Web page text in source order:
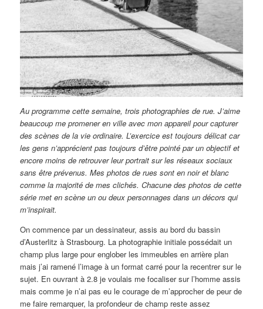
Au programme cette semaine, trois photographies de rue. J’aime
beaucoup me promener en ville avec mon appareil pour capturer
des scènes de la vie ordinaire. L’exercice est toujours délicat car
les gens n’apprécient pas toujours d’être pointé par un objectif et
encore moins de retrouver leur portrait sur les réseaux sociaux
sans être prévenus. Mes photos de rues sont en noir et blanc
comme la majorité de mes clichés. Chacune des photos de cette
série met en scène un ou deux personnages dans un décors qui
m’inspirait.
On commence par un dessinateur, assis au bord du bassin
d’Austerlitz à Strasbourg. La photographie initiale possédait un
champ plus large pour englober les immeubles en arrière plan
mais j’ai ramené l’image à un format carré pour la recentrer sur le
sujet. En ouvrant à 2.8 je voulais me focaliser sur l’homme assis
mais comme je n’ai pas eu le courage de m’approcher de peur de
me faire remarquer, la profondeur de champ reste assez